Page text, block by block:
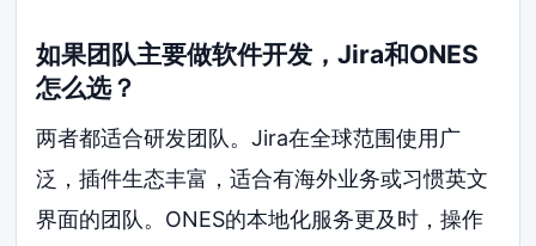
如果团队主要做软件开发，Jira和ONES
怎么选？
两者都适合研发团队。Jira在全球范围使用广
泛，插件生态丰富，适合有海外业务或习惯英文
界面的团队。ONES的本地化服务更及时，操作